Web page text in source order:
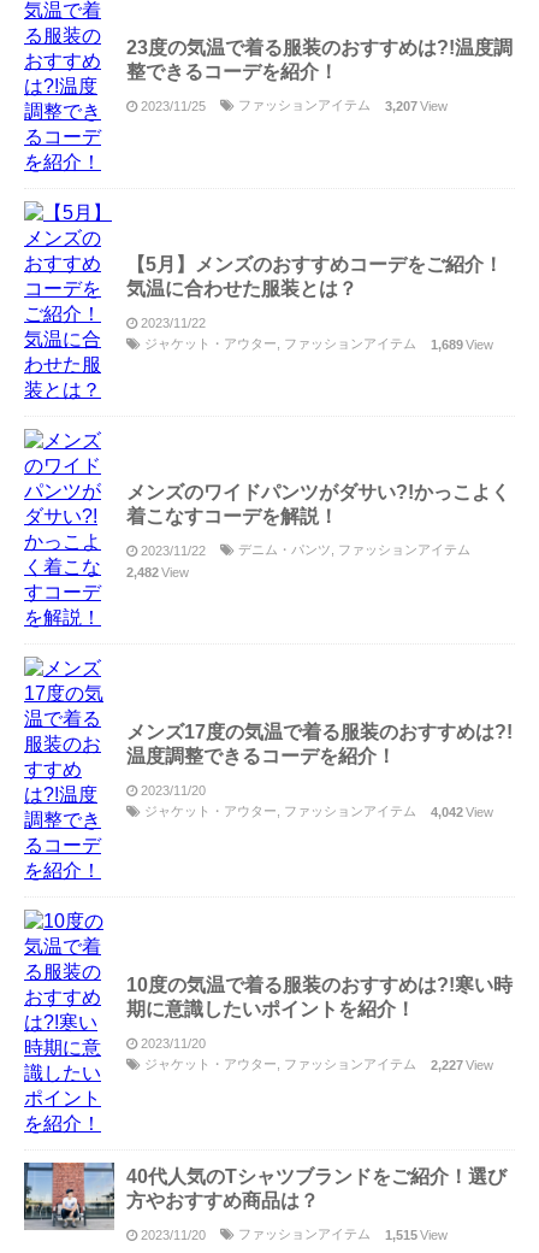
23度の気温で着る服装のおすすめは?!温度調
整できるコーデを紹介！
2023/11/25 ファッションアイテム 3,207View
【5月】メンズのおすすめコーデをご紹介！
気温に合わせた服装とは？
2023/11/22
ジャケット・アウター
ファッションアイテム 1,689View
メンズのワイドパンツがダサい?!かっこよく
着こなすコーデを解説！
2023/11/22 デニム・パンツ
ファッションアイテム
2,482View
メンズ17度の気温で着る服装のおすすめは?!
温度調整できるコーデを紹介！
2023/11/20
ジャケット・アウター
ファッションアイテム 4,042View
10度の気温で着る服装のおすすめは?!寒い時
期に意識したいポイントを紹介！
2023/11/20
ジャケット・アウター
ファッションアイテム 2,227View
40代人気のTシャツブランドをご紹介！選び
方やおすすめ商品は？
2023/11/20 ファッションアイテム 1,515View